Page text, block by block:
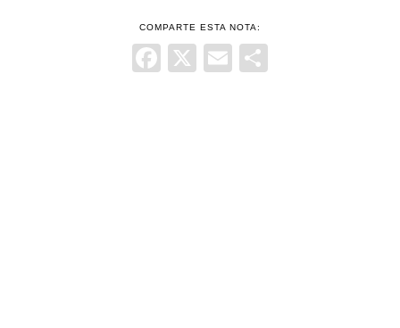
COMPARTE ESTA NOTA:
Facebook
X Email